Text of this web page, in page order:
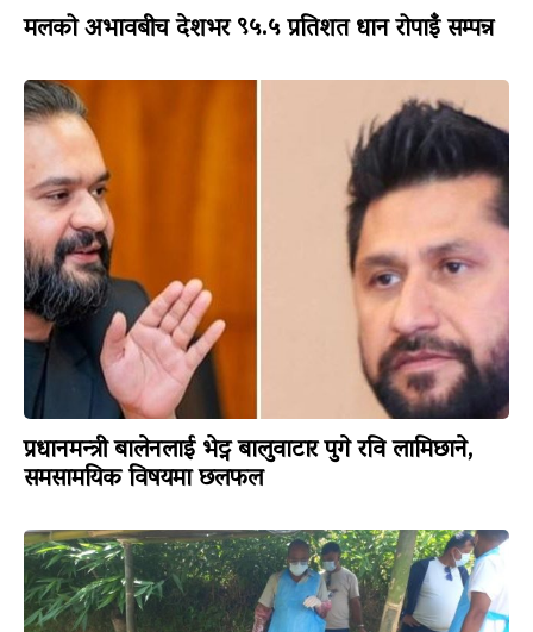
मलको अभावबीच देशभर ९५.५ प्रतिशत धान रोपाइँ सम्पन्न
प्रधानमन्त्री बालेनलाई भेट्न बालुवाटार पुगे रवि लामिछाने,
समसामयिक विषयमा छलफल